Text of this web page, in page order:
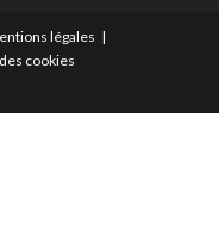
légales
cookies